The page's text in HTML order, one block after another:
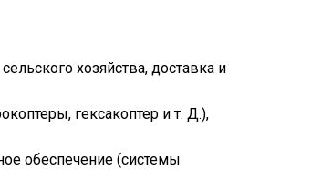
хозяйства, доставка и
гексакоптер и т. Д.),
обеспечение (системы